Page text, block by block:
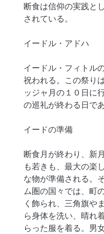
断食は信仰の実践と
されている。
イードル・アドハ
イードル・フィトル
祝われる。この祭り
ッジャ月の１０日に
の巡礼が終わる日であ
イードの準備
断食月が終わり、新
も若きも、最大の楽
な物が準備される。
ム圏の国々では、町
く飾られ、三角旗や
ら身体を洗い、晴れ
らった服を着る。男